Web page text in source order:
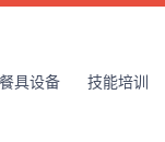
餐具设备 技能培训